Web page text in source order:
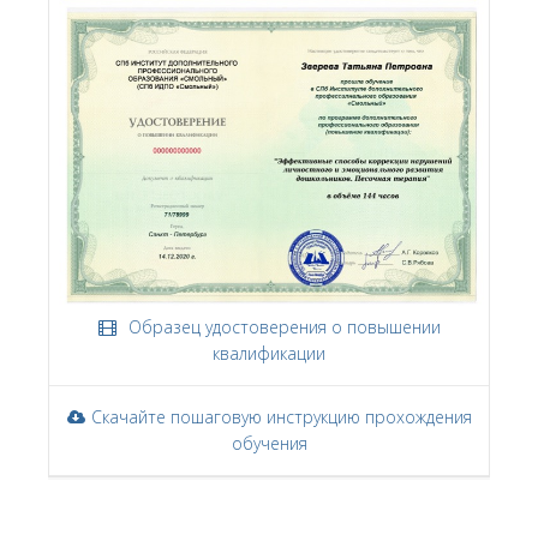
Образец удостоверения о повышении
квалификации
Скачайте пошаговую инструкцию прохождения
обучения